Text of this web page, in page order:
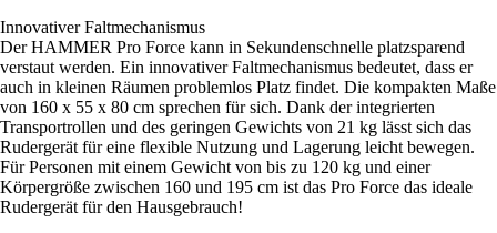
Innovativer Faltmechanismus
Der HAMMER Pro Force kann in Sekundenschnelle platzsparend
verstaut werden. Ein innovativer Faltmechanismus bedeutet, dass er
auch in kleinen Räumen problemlos Platz findet. Die kompakten Maße
von 160 x 55 x 80 cm sprechen für sich. Dank der integrierten
Transportrollen und des geringen Gewichts von 21 kg lässt sich das
Rudergerät für eine flexible Nutzung und Lagerung leicht bewegen.
Für Personen mit einem Gewicht von bis zu 120 kg und einer
Körpergröße zwischen 160 und 195 cm ist das Pro Force das ideale
Rudergerät für den Hausgebrauch!